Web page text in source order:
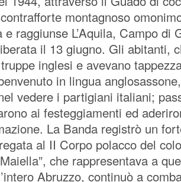
montagnoso
e raggiunse L’Aquila, Campo di
il 13 giugno. Gli abitanti,
inglesi e avevano
in lingua
vedere i partigiani italiani;
ai festeggiamenti ed
La Banda registrò un
al II Corpo polacco del
che rappresentava a
Abruzzo, continuò a